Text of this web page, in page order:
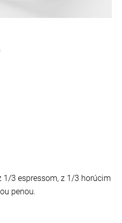
1/3 espressom, z 1/3 horúcim
penou.